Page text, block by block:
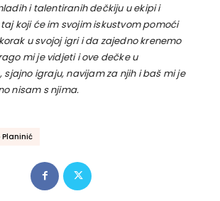
i talentiranih dečkiju u ekipi i
koji će im svojim iskustvom pomoći
u svojoj igri i da zajedno krenemo
mi je vidjeti i ove dečke u
sjajno igraju, navijam za njih i baš mi je
nisam s njima.
Planinić